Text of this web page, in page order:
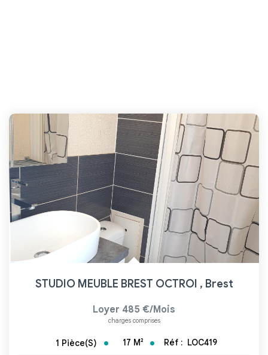
STUDIO MEUBLE BREST OCTROI , Brest
Loyer 485 €/mois
charges comprises
1 Pièce(s) 17 M² Réf : LOC419